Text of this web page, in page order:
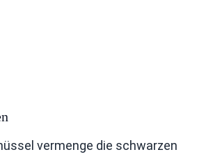
vermenge die schwarzen